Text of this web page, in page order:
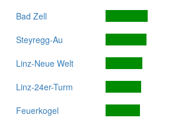
Bad Zell
Steyregg-Au
Linz-Neue Welt
Linz-24er-Turm
Feuerkogel